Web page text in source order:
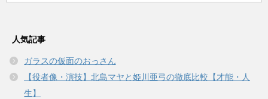
人気記事
ガラスの仮面のおっさん
【役者像・演技】北島マヤと姫川亜弓の徹底比較【才能・人
生】